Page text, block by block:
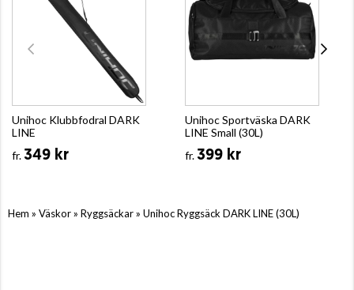
Unihoc Klubbfodral DARK
LINE
fr.349 kr
Unihoc Sportväska DARK
LINE Small (30L)
fr.399 kr
Hem » Väskor» Ryggsäckar» Unihoc Ryggsäck DARK LINE (30L)